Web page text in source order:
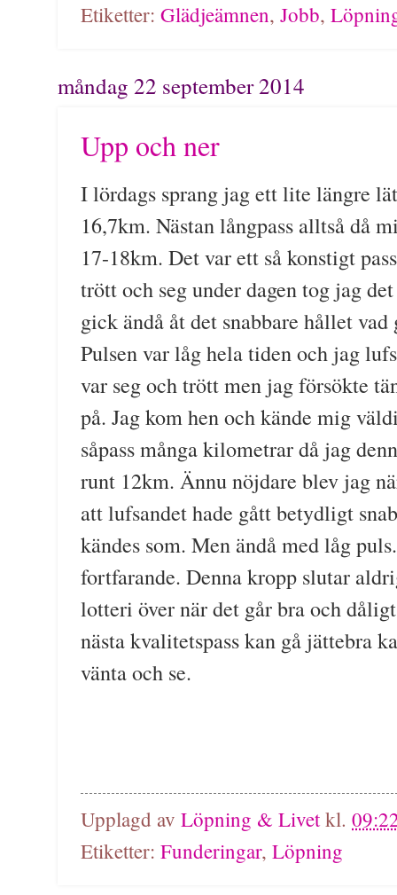
Etiketter: Glädjeämnen, Jobb,
måndag 22 september 2014
Upp och ner
I lördags sprang jag ett lite längre
16,7km. Nästan långpass alltså då
17-18km. Det var ett så konstigt
trött och seg under dagen tog jag
gick ändå åt det snabbare hållet
Pulsen var låg hela tiden och jag
var seg och trött men jag försökte
på. Jag kom hen och kände mig
såpass många kilometrar då jag
runt 12km. Ännu nöjdare blev jag
att lufsandet hade gått betydligt
kändes som. Men ändå med låg
fortfarande. Denna kropp slutar
lotteri över när det går bra och
nästa kvalitetspass kan gå jättebra
vänta och se.
Upplagd av Löpning & Livet kl.
Etiketter: Funderingar, Löpning